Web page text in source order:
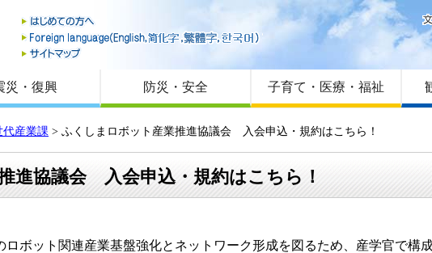
はじめての方へ
Foreign language
サイトマップ
災・復興 防災・安全 子育て・医療・福祉
代産業課 > ふくしまロボット産業推進協議会 入会申込・規約はこちら！
進協議会 入会申込・規約はこちら！
ボット関連産業基盤強化とネットワーク形成を図るため、産学官で構